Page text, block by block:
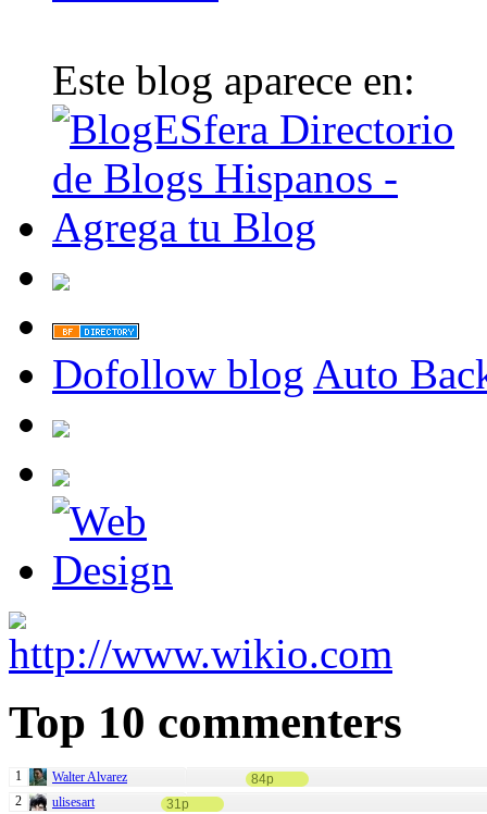
Este blog aparece en:
Dofollow blog Auto
Top 10 commenters
1 Walter Alvarez
84p
2
ulisesart
31p